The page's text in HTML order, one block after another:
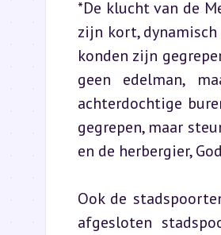
*De klucht van de
zijn kort,
konden zijn
geen edelman,
achterdochtige
gegrepen, maar
en de herbergier,
Ook de
afgesloten